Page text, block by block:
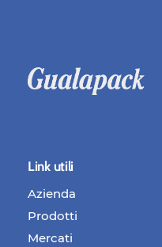
Link utili
Azienda
Prodotti
Mercati